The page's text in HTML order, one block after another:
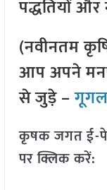
पद्धतियों
(नवीनतम
आप अपने
से जुड़े –
कृषक जगत ई-
पर क्लिक करें: